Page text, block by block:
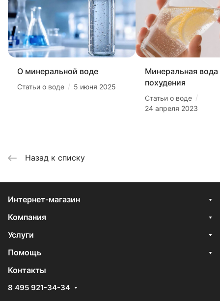
О минеральной воде
Статьи о воде / 5 июня 2025
Минеральная вода
похудения
Статьи о воде /
24 апреля 2023
Назад к списку
Интернет-магазин
Компания
Услуги
Помощь
Контакты
8 495 921-34-34